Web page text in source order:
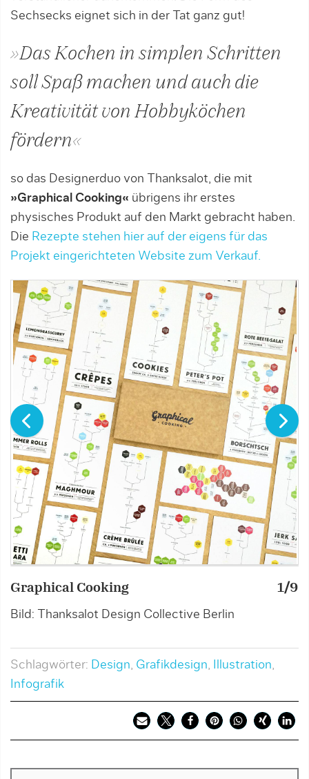
Sechsecks eignet sich in der Tat ganz gut!
»Das Kochen in simplen Schritten
soll Spaß machen und auch die
Kreativität von Hobbyköchen
fördern«
so das Designerduo von Thanksalot, die mit
»Graphical Cooking« übrigens ihr erstes
physisches Produkt auf den Markt gebracht haben.
Die Rezepte stehen hier auf der eigens für das
Projekt eingerichteten Website zum Verkauf.
Graphical Cooking
Bild: Thanksalot Design Collective Berlin
1/9
Schlagwörter: Design, Grafikdesign, Illustration,
Infografik